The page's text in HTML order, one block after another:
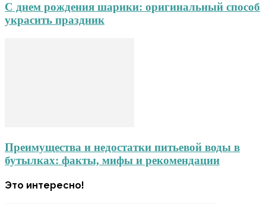
С днем рождения шарики: оригинальный способ
украсить праздник
Преимущества и недостатки питьевой воды в
бутылках: факты, мифы и рекомендации
Это интересно!